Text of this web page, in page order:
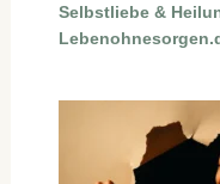
Selbstliebe &